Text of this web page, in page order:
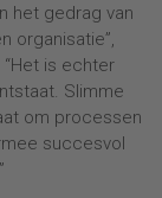
het gedrag van
organisatie”,
“Het is echter
Slimme
om processen
succesvol